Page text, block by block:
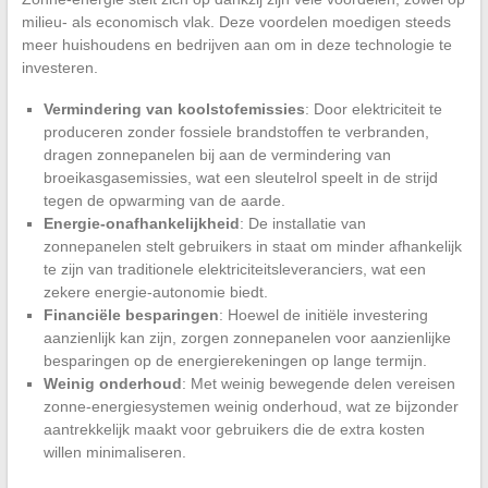
milieu- als economisch vlak. Deze voordelen moedigen steeds
meer huishoudens en bedrijven aan om in deze technologie te
investeren.
Vermindering van koolstofemissies: Door elektriciteit te
produceren zonder fossiele brandstoffen te verbranden,
dragen zonnepanelen bij aan de vermindering van
broeikasgasemissies, wat een sleutelrol speelt in de strijd
tegen de opwarming van de aarde.
Energie-onafhankelijkheid: De installatie van
zonnepanelen stelt gebruikers in staat om minder afhankelijk
te zijn van traditionele elektriciteitsleveranciers, wat een
zekere energie-autonomie biedt.
Financiële besparingen: Hoewel de initiële investering
aanzienlijk kan zijn, zorgen zonnepanelen voor aanzienlijke
besparingen op de energierekeningen op lange termijn.
Weinig onderhoud: Met weinig bewegende delen vereisen
zonne-energiesystemen weinig onderhoud, wat ze bijzonder
aantrekkelijk maakt voor gebruikers die de extra kosten
willen minimaliseren.